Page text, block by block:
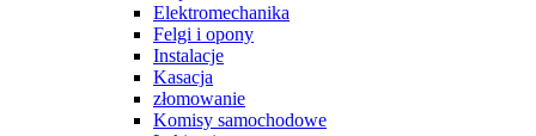
Elektromechanika
Felgi i opony
Instalacje
Kasacja
złomowanie
Komisy samochodowe